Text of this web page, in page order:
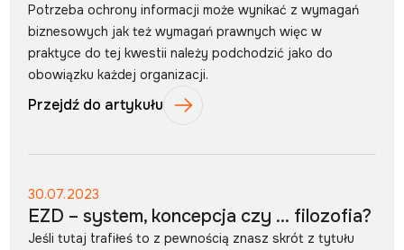
Potrzeba ochrony informacji może wynikać z wymagań
biznesowych jak też wymagań prawnych więc w
praktyce do tej kwestii należy podchodzić jako do
obowiązku każdej organizacji.
Przejdź do artykułu
30.07.2023
EZD – system, koncepcja czy … filozofia?
Jeśli tutaj trafiłeś to z pewnością znasz skrót z tytułu